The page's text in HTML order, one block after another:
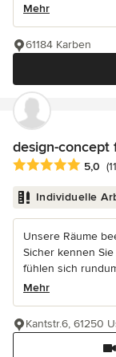
Mehr
61184 Karben
design-concept
Durchschnittliche
5,0
Individuelle
Unsere Räume
Sicher kennen
fühlen sich
Mehr
Kantstr.6, 61250